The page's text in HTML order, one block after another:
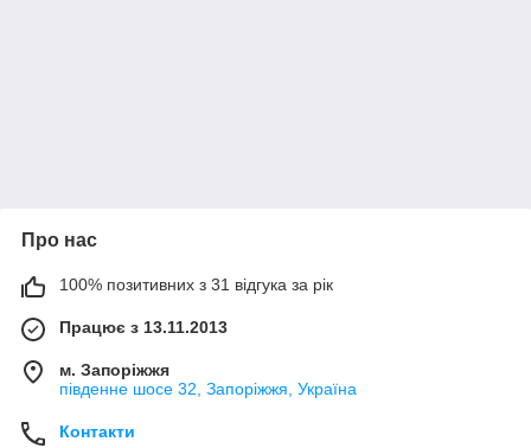
Про нас
100% позитивних з 31 відгука за рік
Працює з 13.11.2013
м. Запоріжжя
південне шосе 32, Запоріжжя, Україна
Контакти